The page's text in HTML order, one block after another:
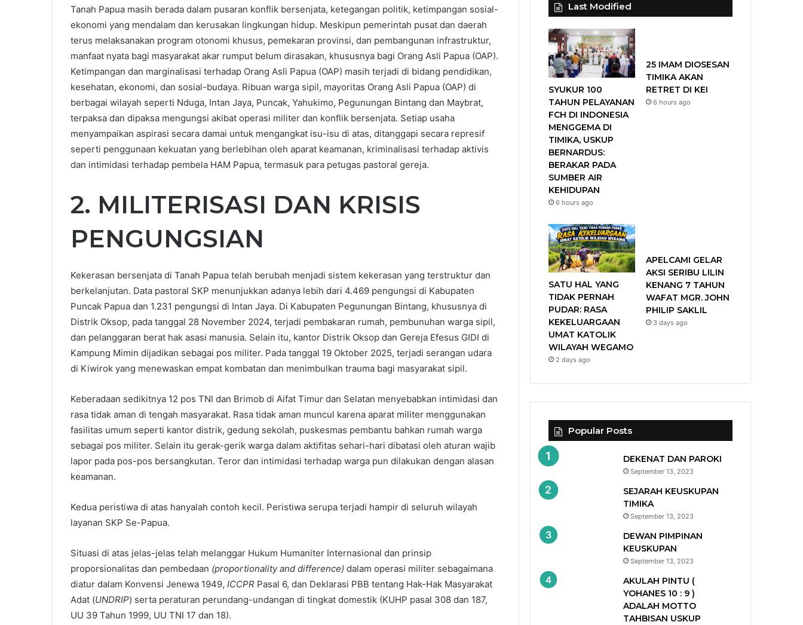
Tanah Papua masih berada dalam pusaran konflik bersenjata, ketegangan politik, ketimpangan sosial-
ekonomi yang mendalam dan kerusakan lingkungan hidup. Meskipun pemerintah pusat dan daerah
terus melaksanakan program otonomi khusus, pemekaran provinsi, dan pembangunan infrastruktur,
manfaat nyata bagi masyarakat akar rumput belum dirasakan, khususnya bagi Orang Asli Papua (OAP).
Ketimpangan dan marginalisasi terhadap Orang Asli Papua (OAP) masih terjadi di bidang pendidikan,
kesehatan, ekonomi, dan sosial-budaya. Ribuan warga sipil, mayoritas Orang Asli Papua (OAP) di
berbagai wilayah seperti Nduga, Intan Jaya, Puncak, Yahukimo, Pegunungan Bintang dan Maybrat,
terpaksa dan dipaksa mengungsi akibat operasi militer dan konflik bersenjata. Setiap usaha
menyampaikan aspirasi secara damai untuk mengangkat isu-isu di atas, ditanggapi secara represif
seperti penggunaan kekuatan yang berlebihan oleh aparat keamanan, kriminalisasi terhadap aktivis
dan intimidasi terhadap pembela HAM Papua, termasuk para petugas pastoral gereja.
2. MILITERISASI DAN KRISIS
PENGUNGSIAN
Kekerasan bersenjata di Tanah Papua telah berubah menjadi sistem kekerasan yang terstruktur dan
berkelanjutan. Data pastoral SKP menunjukkan adanya lebih dari 4.469 pengungsi di Kabupaten
Puncak Papua dan 1.231 pengungsi di Intan Jaya. Di Kabupaten Pegunungan Bintang, khususnya di
Distrik Oksop, pada tanggal 28 November 2024, terjadi pembakaran rumah, pembunuhan warga sipil,
dan pelanggaran berat hak asasi manusia. Selain itu, kantor Distrik Oksop dan Gereja Efesus GIDI di
Kampung Mimin dijadikan sebagai pos militer. Pada tanggal 19 Oktober 2025, terjadi serangan udara
di Kiwirok yang menewaskan empat kombatan dan menimbulkan trauma bagi masyarakat sipil.
Keberadaan sedikitnya 12 pos TNI dan Brimob di Aifat Timur dan Selatan menyebabkan intimidasi dan
rasa tidak aman di tengah masyarakat. Rasa tidak aman muncul karena aparat militer menggunakan
fasilitas umum seperti kantor distrik, gedung sekolah, puskesmas pembantu bahkan rumah warga
sebagai pos militer. Selain itu gerak-gerik warga dalam aktifitas sehari-hari dibatasi oleh aturan wajib
lapor pada pos-pos bersangkutan. Teror dan intimidasi terhadap warga pun dilakukan dengan alasan
keamanan.
Kedua peristiwa di atas hanyalah contoh kecil. Peristiwa serupa terjadi hampir di seluruh wilayah
layanan SKP Se-Papua.
Situasi di atas jelas-jelas telah melanggar Hukum Humaniter Internasional dan prinsip
proporsionalitas dan pembedaan (proportionality and difference) dalam operasi militer sebagaimana
diatur dalam Konvensi Jenewa 1949, ICCPR Pasal 6, dan Deklarasi PBB tentang Hak-Hak Masyarakat
Adat (UNDRIP) serta peraturan perundang-undangan di tingkat domestik (KUHP pasal 308 dan 187,
UU 39 Tahun 1999, UU TNI 17 dan 18).
e
b
o
k
t
t
e
T
b
e
t
g
r
Last Modified
SYUKUR 100
TAHUN PELAYANAN
FCH DI INDONESIA
MENGGEMA DI
TIMIKA, USKUP
BERNARDUS:
BERAKAR PADA
SUMBER AIR
KEHIDUPAN
6 hours ago
25 IMAM DIOSESAN
TIMIKA AKAN
RETRET DI KEI
6 hours ago
SATU HAL YANG
TIDAK PERNAH
PUDAR: RASA
KEKELUARGAAN
UMAT KATOLIK
WILAYAH WEGAMO
2 days ago
APELCAMI GELAR
AKSI SERIBU LILIN
KENANG 7 TAHUN
WAFAT MGR. JOHN
PHILIP SAKLIL
3 days ago
Popular Posts
DEKENAT DAN PAROKI
September 13, 2023
SEJARAH KEUSKUPAN
TIMIKA
September 13, 2023
DEWAN PIMPINAN
KEUSKUPAN
September 13, 2023
AKULAH PINTU (
YOHANES 10 : 9 )
ADALAH MOTTO
TAHBISAN USKUP